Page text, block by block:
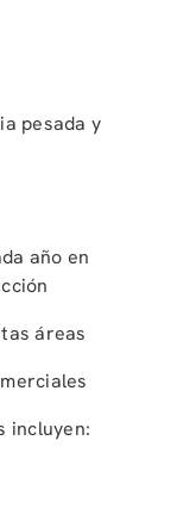
pesada y
año en
áreas
incluyen: